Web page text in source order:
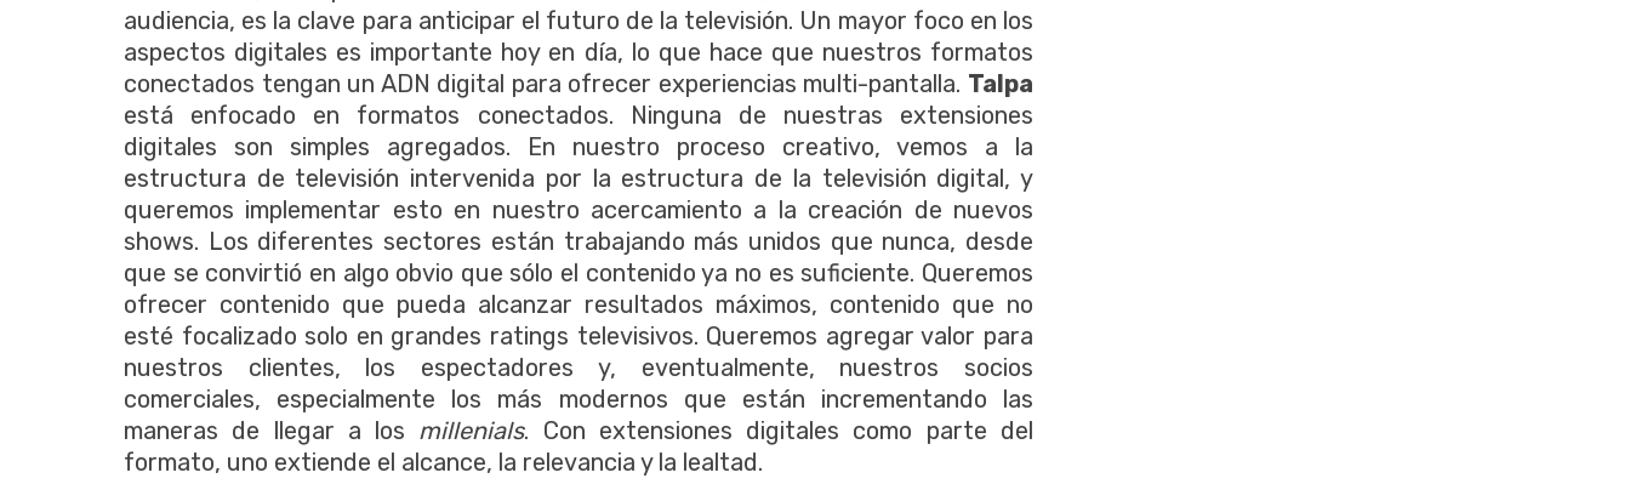
audiencia, es la clave para anticipar el futuro de la televisión. Un mayor foco en los
aspectos digitales es importante hoy en día, lo que hace que nuestros formatos
conectados tengan un ADN digital para ofrecer experiencias multi-pantalla. Talpa
está enfocado en formatos conectados. Ninguna de nuestras extensiones
digitales son simples agregados. En nuestro proceso creativo, vemos a la
estructura de televisión intervenida por la estructura de la televisión digital, y
queremos implementar esto en nuestro acercamiento a la creación de nuevos
shows. Los diferentes sectores están trabajando más unidos que nunca, desde
que se convirtió en algo obvio que sólo el contenido ya no es suficiente. Queremos
ofrecer contenido que pueda alcanzar resultados máximos, contenido que no
esté focalizado solo en grandes ratings televisivos. Queremos agregar valor para
nuestros clientes, los espectadores y, eventualmente, nuestros socios
comerciales, especialmente los más modernos que están incrementando las
maneras de llegar a los millenials. Con extensiones digitales como parte del
formato, uno extiende el alcance, la relevancia y la lealtad.